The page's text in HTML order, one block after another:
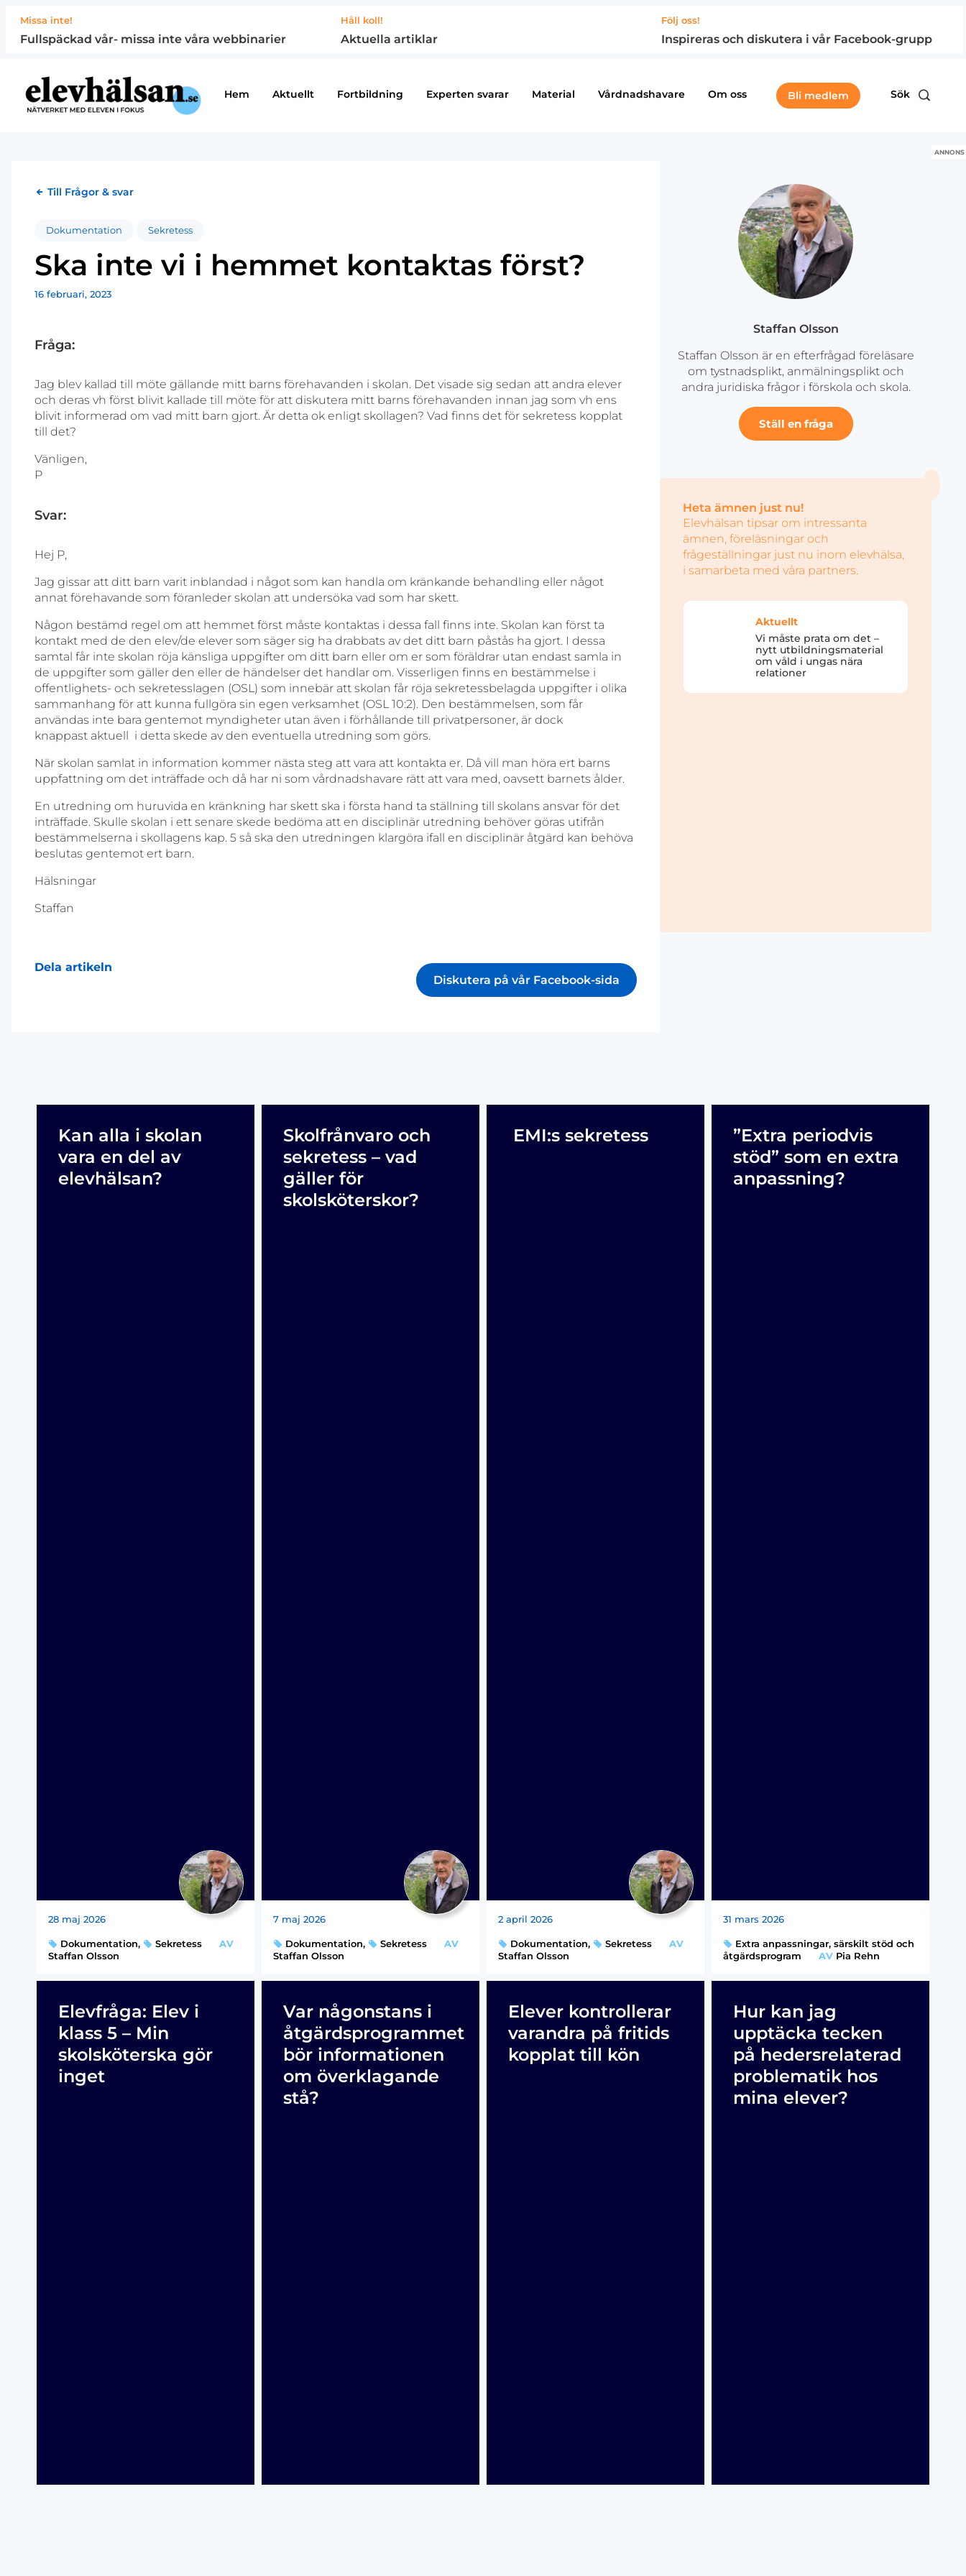
Missa inte!
Fullspäckad vår- missa inte våra webbinarier
Håll koll!
Aktuella artiklar
Följ oss!
Inspireras och diskutera i vår Facebook-grupp
Hem Aktuellt Fortbildning Experten svarar Material Vårdnadshavare Om oss Bli medlem Sök
Till Frågor & svar
Dokumentation Sekretess
Ska inte vi i hemmet kontaktas först?
16 februari, 2023
Fråga:
Jag blev kallad till möte gällande mitt barns förehavanden i skolan. Det visade sig sedan att andra elever
och deras vh först blivit kallade till möte för att diskutera mitt barns förehavanden innan jag som vh ens
blivit informerad om vad mitt barn gjort. Är detta ok enligt skollagen? Vad finns det för sekretess kopplat
till det?
Vänligen,
P
Svar:
Hej P,
Jag gissar att ditt barn varit inblandad i något som kan handla om kränkande behandling eller något
annat förehavande som föranleder skolan att undersöka vad som har skett.
Någon bestämd regel om att hemmet först måste kontaktas i dessa fall finns inte. Skolan kan först ta
kontakt med de den elev/de elever som säger sig ha drabbats av det ditt barn påstås ha gjort. I dessa
samtal får inte skolan röja känsliga uppgifter om ditt barn eller om er som föräldrar utan endast samla in
de uppgifter som gäller den eller de händelser det handlar om. Visserligen finns en bestämmelse i
offentlighets- och sekretesslagen (OSL) som innebär att skolan får röja sekretessbelagda uppgifter i olika
sammanhang för att kunna fullgöra sin egen verksamhet (OSL 10:2). Den bestämmelsen, som får
användas inte bara gentemot myndigheter utan även i förhållande till privatpersoner, är dock
knappast aktuell i detta skede av den eventuella utredning som görs.
När skolan samlat in information kommer nästa steg att vara att kontakta er. Då vill man höra ert barns
uppfattning om det inträffade och då har ni som vårdnadshavare rätt att vara med, oavsett barnets ålder.
En utredning om huruvida en kränkning har skett ska i första hand ta ställning till skolans ansvar för det
inträffade. Skulle skolan i ett senare skede bedöma att en disciplinär utredning behöver göras utifrån
bestämmelserna i skollagens kap. 5 så ska den utredningen klargöra ifall en disciplinär åtgärd kan behöva
beslutas gentemot ert barn.
Hälsningar
Staffan
Dela artikeln
Diskutera på vår Facebook-sida
Staffan Olsson
Staffan Olsson är en efterfrågad föreläsare
om tystnadsplikt, anmälningsplikt och
andra juridiska frågor i förskola och skola.
Ställ en fråga
Heta ämnen just nu!
Elevhälsan tipsar om intressanta
ämnen, föreläsningar och
frågeställningar just nu inom elevhälsa,
i samarbeta med våra partners.
Aktuellt
Vi måste prata om det –
nytt utbildningsmaterial
om våld i ungas nära
relationer
ANNONS
Kan alla i skolan
vara en del av
elevhälsan?
28 maj 2026
Dokumentation, Sekretess
AV
Staffan Olsson
Skolfrånvaro och
sekretess – vad
gäller för
skolsköterskor?
7 maj 2026
Dokumentation, Sekretess
AV
Staffan Olsson
EMI:s sekretess
2 april 2026
Dokumentation, Sekretess
AV
Staffan Olsson
”Extra periodvis
stöd” som en extra
anpassning?
31 mars 2026
Extra anpassningar, särskilt stöd och
åtgärdsprogram
AV Pia Rehn
Elevfråga: Elev i
klass 5 – Min
skolsköterska gör
inget
Var någonstans i
åtgärdsprogrammet
bör informationen
om överklagande
stå?
Elever kontrollerar
varandra på fritids
kopplat till kön
Hur kan jag
upptäcka tecken
på hedersrelaterad
problematik hos
mina elever?